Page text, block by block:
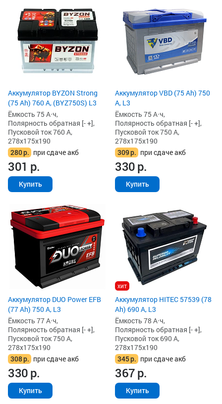
Аккумулятор BYZON Strong
(75 Ah) 760 А, (BYZ750S) L3
Ёмкость 75 А·ч,
Полярность обратная [- +],
Пусковой ток 760 А,
278x175x190
280р. при сдаче акб
301 р.
Купить
Аккумулятор VBD (75 Ah) 750
А, L3
Ёмкость 75 А·ч,
Полярность обратная [- +],
Пусковой ток 750 А,
278x175x190
309р. при сдаче акб
330р.
Купить
Аккумулятор DUO Power EFB
(77 Ah) 750 А, L3
Ёмкость 77 А·ч,
Полярность обратная [- +],
Пусковой ток 750 А,
278x175x190
308р. при сдаче акб
330р.
Купить
хит
Аккумулятор HITEC 57539 (78
Ah) 690 А, L3
Ёмкость 78 А·ч,
Полярность обратная [- +],
Пусковой ток 690 А,
278x175x190
345р. при сдаче акб
367р.
Купить